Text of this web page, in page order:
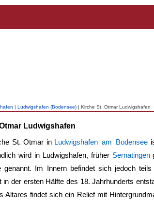
| Ludwigshafen (Bodensee) | Kirche St. Otmar Ludwigshafen
Ludwigshafen
St. Otmar in Ludwigshafen am Bodensee
wird in Ludwigshafen, früher Sernatingen
genannt. Im Innern befindet sich jedoch
in der ersten Hälfte des 18. Jahrhunderts
Altares findet sich ein Relief mit